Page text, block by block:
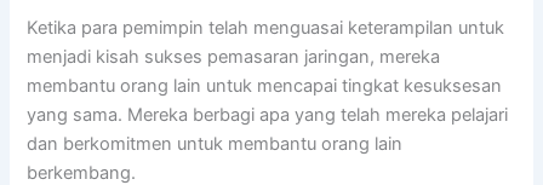
Ketika para pemimpin telah menguasai keterampilan untuk
menjadi kisah sukses pemasaran jaringan, mereka
membantu orang lain untuk mencapai tingkat kesuksesan
yang sama. Mereka berbagi apa yang telah mereka pelajari
dan berkomitmen untuk membantu orang lain
berkembang.